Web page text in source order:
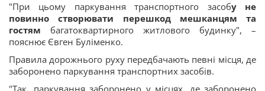
"При цьому паркування транспортного засобу не
повинно створювати перешкод мешканцям та
гостям багатоквартирного житлового будинку", –
пояснює Євген Буліменко.
Правила дорожнього руху передбачають певні місця, де
заборонено паркування транспортних засобів.